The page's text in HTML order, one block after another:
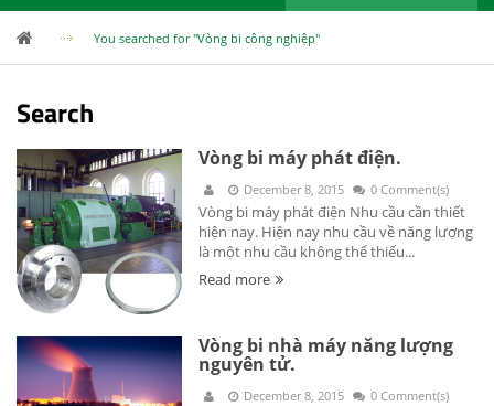
You searched for "Vòng bi công nghiệp"
Search
Vòng bi máy phát điện.
December 8, 2015 0 Comment(s)
Vòng bi máy phát điện Nhu cầu cần thiết
hiện nay. Hiện nay nhu cầu về năng lượng
là một nhu cầu không thể thiếu...
Read more
Vòng bi nhà máy năng lượng
nguyên tử.
December 8, 2015 0 Comment(s)